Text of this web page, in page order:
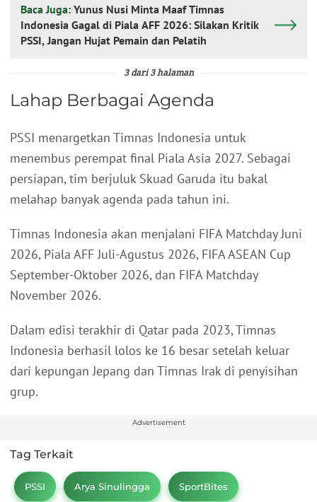
Baca Juga: Yunus Nusi Minta Maaf Timnas
Indonesia Gagal di Piala AFF 2026: Silakan Kritik
PSSI, Jangan Hujat Pemain dan Pelatih
3 dari 3 halaman
Lahap Berbagai Agenda
PSSI menargetkan Timnas Indonesia untuk
menembus perempat final Piala Asia 2027. Sebagai
persiapan, tim berjuluk Skuad Garuda itu bakal
melahap banyak agenda pada tahun ini.
Timnas Indonesia akan menjalani FIFA Matchday Juni
2026, Piala AFF Juli-Agustus 2026, FIFA ASEAN Cup
September-Oktober 2026, dan FIFA Matchday
November 2026.
Dalam edisi terakhir di Qatar pada 2023, Timnas
Indonesia berhasil lolos ke 16 besar setelah keluar
dari kepungan Jepang dan Timnas Irak di penyisihan
grup.
Advertisement
Tag Terkait
PSSI Arya Sinulingga SportBites